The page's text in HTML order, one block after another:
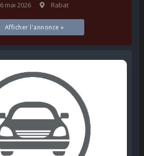
6 mai 2026 Rabat
Afficher l'annonce »